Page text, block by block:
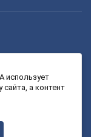
использует
а контент